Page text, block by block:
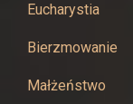
Eucharystia
Bierzmowanie
Małżeństwo